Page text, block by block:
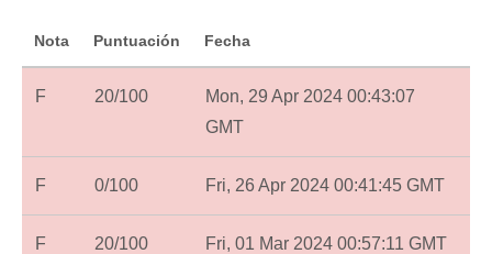
Nota Puntuación Fecha
F 20/100
Mon, 29 Apr 2024 00:43:07
GMT
F 0/100 Fri, 26 Apr 2024 00:41:45 GMT
F 20/100 Fri, 01 Mar 2024 00:57:11 GMT